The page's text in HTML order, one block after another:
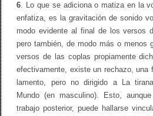
6. Lo que se adiciona o matiza en la
enfatiza, es la gravitación de sonido
modo evidente al final de los versos
pero también, de modo más o menos
versos de las coplas propiamente
efectivamente, existe un rechazo, una
lamento, pero no dirigido a La
Mundo (en masculino). Esto,
trabajo posterior, puede hallarse